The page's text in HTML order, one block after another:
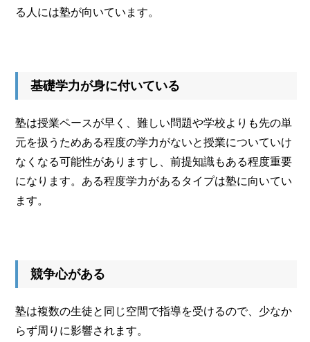
る人には塾が向いています。
基礎学力が身に付いている
塾は授業ペースが早く、難しい問題や学校よりも先の単
元を扱うためある程度の学力がないと授業についていけ
なくなる可能性がありますし、前提知識もある程度重要
になります。ある程度学力があるタイプは塾に向いてい
ます。
競争心がある
塾は複数の生徒と同じ空間で指導を受けるので、少なか
らず周りに影響されます。